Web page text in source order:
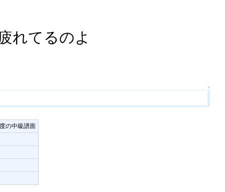
れてるのよ
↑
の中級譜面